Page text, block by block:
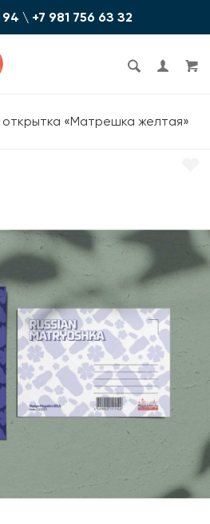
94 \ +7 981 756 6З З2
«Матрешка желтая»